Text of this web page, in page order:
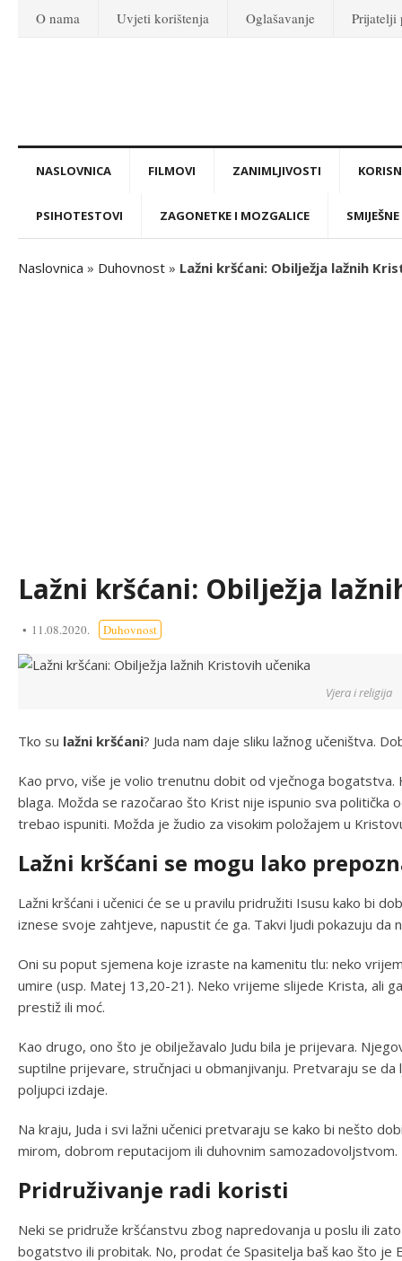
O nama Uvjeti korištenja Oglašavanje Prijatelji
NASLOVNICA FILMOVI ZANIMLJIVOSTI
PSIHOTESTOVI ZAGONETKE I MOZGALICE
Naslovnica » Duhovnost » Lažni kršćani: Obilježja lažnih
Lažni kršćani: Obilježja
11.08.2020. Duhovnost
Vjera i religija
Tko su lažni kršćani? Juda nam daje sliku lažnog učeništva.
Kao prvo, više je volio trenutnu dobit od vječnoga
blaga. Možda se razočarao što Krist nije ispunio sva politička
trebao ispuniti. Možda je žudio za visokim položajem u
Lažni kršćani se mogu lako
Lažni kršćani i učenici će se u pravilu pridružiti Isusu kako bi
iznese svoje zahtjeve, napustit će ga. Takvi ljudi pokazuju da
Oni su poput sjemena koje izraste na kamenitu tlu: neko
umire (usp. Matej 13,20-21). Neko vrijeme slijede Krista, ali
prestiž ili moć.
Kao drugo, ono što je obilježavalo Judu bila je prijevara.
suptilne prijevare, stručnjaci u obmanjivanju. Pretvaraju se
poljupci izdaje.
Na kraju, Juda i svi lažni učenici pretvaraju se kako bi nešto
mirom, dobrom reputacijom ili duhovnim samozadovoljstvom.
Pridruživanje radi koristi
Neki se pridruže kršćanstvu zbog napredovanja u poslu ili
bogatstvo ili probitak. No, prodat će Spasitelja baš kao što